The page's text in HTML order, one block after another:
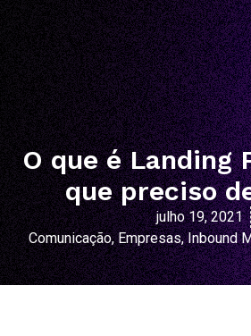
O que é Landing
que preciso
julho 19, 2021
Comunicação,Empresas,Inbound